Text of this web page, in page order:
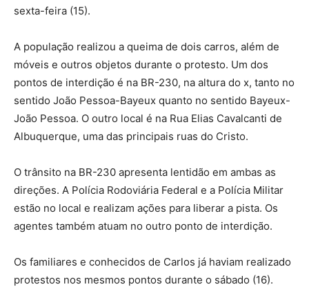
sexta-feira (15).
A população realizou a queima de dois carros, além de
móveis e outros objetos durante o protesto. Um dos
pontos de interdição é na BR-230, na altura do x, tanto no
sentido João Pessoa-Bayeux quanto no sentido Bayeux-
João Pessoa. O outro local é na Rua Elias Cavalcanti de
Albuquerque, uma das principais ruas do Cristo.
O trânsito na BR-230 apresenta lentidão em ambas as
direções. A Polícia Rodoviária Federal e a Polícia Militar
estão no local e realizam ações para liberar a pista. Os
agentes também atuam no outro ponto de interdição.
Os familiares e conhecidos de Carlos já haviam realizado
protestos nos mesmos pontos durante o sábado (16).